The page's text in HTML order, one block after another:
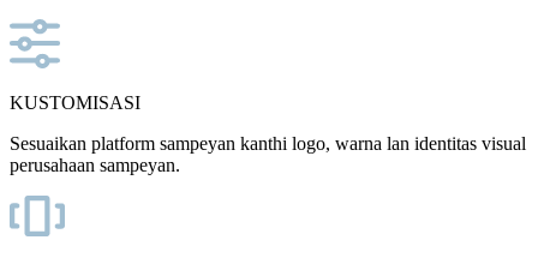
KUSTOMISASI
Sesuaikan platform sampeyan kanthi logo, warna lan identitas visual
perusahaan sampeyan.